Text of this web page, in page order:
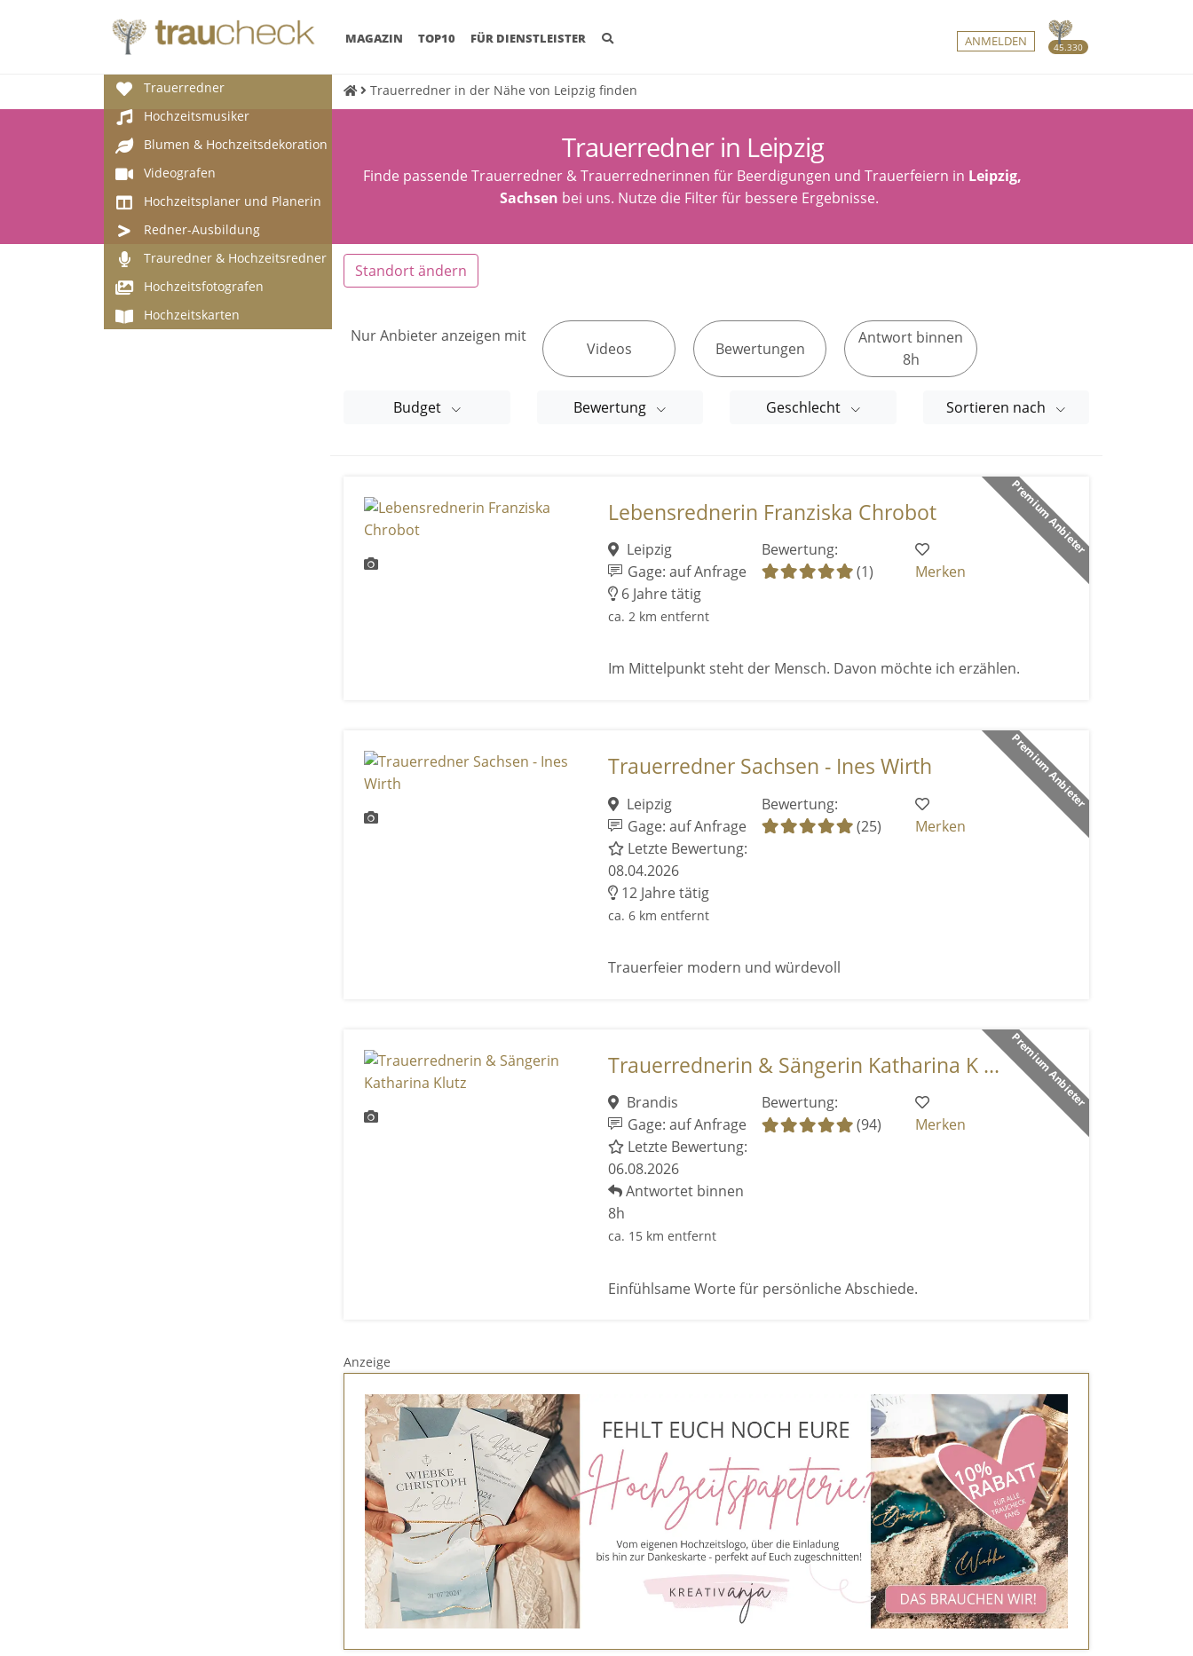
45.330
MAGAZIN (CURRENT)
TOP10 FÜR DIENSTLEISTER ANMELDEN
Trauerredner
Hochzeitsmusiker
Blumen & Hochzeitsdekoration
Videografen
Hochzeitsplaner und Planerin
Redner-Ausbildung
Trauredner & Hochzeitsredner
Hochzeitsfotografen
Hochzeitskarten
Trauerredner in der Nähe von Leipzig finden
Trauerredner in Leipzig
Finde passende Trauerredner & Trauerrednerinnen für Beerdigungen und Trauerfeiern in Leipzig,
Sachsen bei uns. Nutze die Filter für bessere Ergebnisse.
Standort ändern
Nur Anbieter anzeigen mit
Videos Bewertungen
Antwort binnen
8h
Budget Bewertung Geschlecht Sortieren nach
Premium Anbieter
Lebensrednerin Franziska Chrobot
Leipzig
Gage: auf Anfrage
6 Jahre tätig
ca. 2 km entfernt
Bewertung:
(1)
Merken
Im Mittelpunkt steht der Mensch. Davon möchte ich erzählen.
Premium Anbieter
Trauerredner Sachsen - Ines Wirth
Leipzig
Gage: auf Anfrage
Letzte Bewertung:
08.04.2026
12 Jahre tätig
ca. 6 km entfernt
Bewertung:
(25)
Merken
Trauerfeier modern und würdevoll
Premium Anbieter
Trauerrednerin & Sängerin Katharina K ...
Brandis
Gage: auf Anfrage
Letzte Bewertung:
06.08.2026
Antwortet binnen
8h
ca. 15 km entfernt
Bewertung:
(94)
Merken
Einfühlsame Worte für persönliche Abschiede.
Anzeige